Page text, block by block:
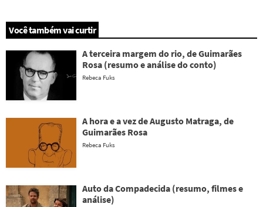
Você também vai curtir
A terceira margem do rio, de Guimarães
Rosa (resumo e análise do conto)
Rebeca Fuks
A hora e a vez de Augusto Matraga, de
Guimarães Rosa
Rebeca Fuks
Auto da Compadecida (resumo, filmes e
análise)